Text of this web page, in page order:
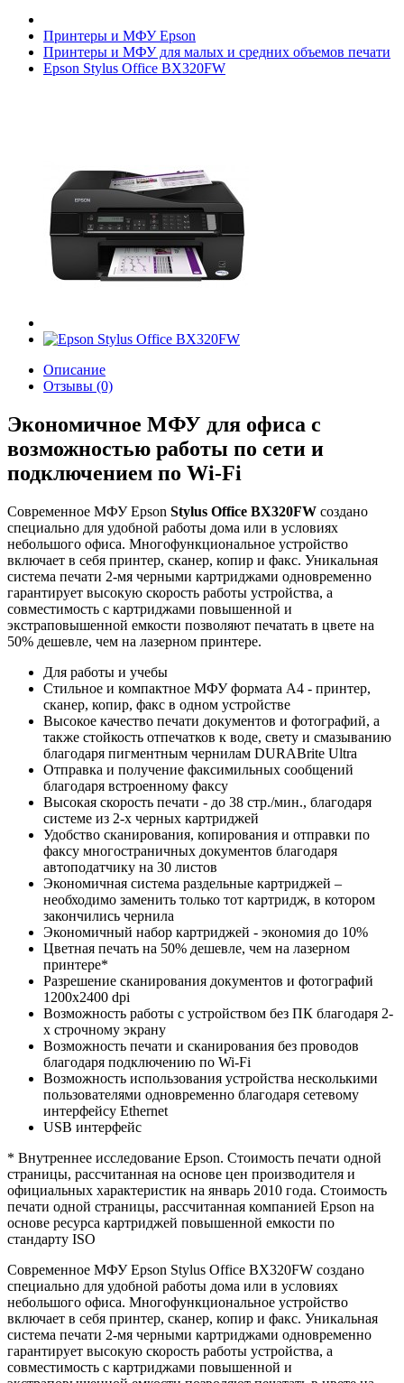
Принтеры и МФУ Epson
Принтеры и МФУ для малых и средних объемов печати
Epson Stylus Office BX320FW
Описание
Отзывы (0)
Экономичное МФУ для офиса с
возможностью работы по сети и
подключением по Wi-Fi
Современное МФУ Epson Stylus Office BX320FW создано
специально для удобной работы дома или в условиях
небольшого офиса. Многофункциональное устройство
включает в себя принтер, сканер, копир и факс. Уникальная
система печати 2-мя черными картриджами одновременно
гарантирует высокую скорость работы устройства, а
совместимость с картриджами повышенной и
экстраповышенной емкости позволяют печатать в цвете на
50% дешевле, чем на лазерном принтере.
Для работы и учебы
Стильное и компактное МФУ формата А4 - принтер,
сканер, копир, факс в одном устройстве
Высокое качество печати документов и фотографий, а
также стойкость отпечатков к воде, свету и смазыванию
благодаря пигментным чернилам DURABrite Ultra
Отправка и получение факсимильных сообщений
благодаря встроенному факсу
Высокая скорость печати - до 38 стр./мин., благодаря
системе из 2-х черных картриджей
Удобство сканирования, копирования и отправки по
факсу многостраничных документов благодаря
автоподатчику на 30 листов
Экономичная система раздельные картриджей –
необходимо заменить только тот картридж, в котором
закончились чернила
Экономичный набор картриджей - экономия до 10%
Цветная печать на 50% дешевле, чем на лазерном
принтере*
Разрешение сканирования документов и фотографий
1200х2400 dpi
Возможность работы с устройством без ПК благодаря 2-
х строчному экрану
Возможность печати и сканирования без проводов
благодаря подключению по Wi-Fi
Возможность использования устройства несколькими
пользователями одновременно благодаря сетевому
интерфейсу Ethernet
USB интерфейс
* Внутреннее исследование Epson. Стоимость печати одной
страницы, рассчитанная на основе цен производителя и
официальных характеристик на январь 2010 года. Стоимость
печати одной страницы, рассчитанная компанией Epson на
основе ресурса картриджей повышенной емкости по
стандарту ISO
Современное МФУ Epson Stylus Office BX320FW создано
специально для удобной работы дома или в условиях
небольшого офиса. Многофункциональное устройство
включает в себя принтер, сканер, копир и факс. Уникальная
система печати 2-мя черными картриджами одновременно
гарантирует высокую скорость работы устройства, а
совместимость с картриджами повышенной и